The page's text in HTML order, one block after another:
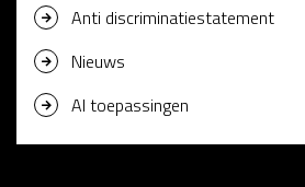
Anti discriminatiestatement
Nieuws
AI toepassingen